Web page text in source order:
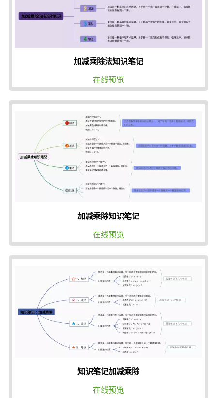
加减乘除法知识笔记
在线预览
加减乘除知识笔记
在线预览
知识笔记加减乘除
在线预览